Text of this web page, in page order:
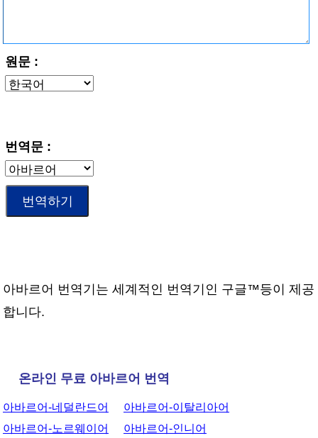
원문 :
번역문 :
아바르어 번역기는 세계적인 번역기인 구글™등이 제공
합니다.
온라인 무료 아바르어 번역
아바르어-네덜란드어
아바르어-노르웨이어
아바르어-이탈리아어
아바르어-인니어